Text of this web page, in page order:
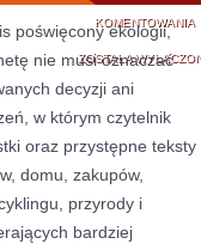
KOMENTOWANIA
ZOSTAŁA
poświęcony ekologii,
nie musi oznaczać
decyzji ani
w którym czytelnik
oraz przystępne teksty
domu, zakupów,
przyrody i
bardziej